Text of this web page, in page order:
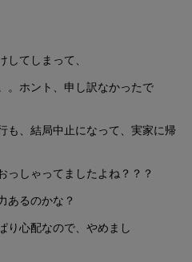
てしまって、
。ホント、申し訳なかったで
も、結局中止になって、実家に帰
っしゃってましたよね？？？
あるのかな？
り心配なので、やめまし